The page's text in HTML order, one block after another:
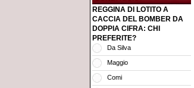
REGGINA DI LOTITO A
CACCIA DEL BOMBER DA
DOPPIA CIFRA: CHI
PREFERITE?
Da Silva
Maggio
Comi